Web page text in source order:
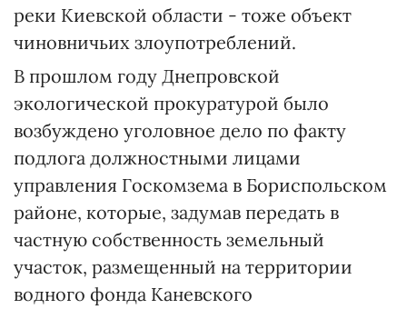
реки Киевской области - тоже объект
чиновничьих злоупотреблений.
В прошлом году Днепровской
экологической прокуратурой было
возбуждено уголовное дело по факту
подлога должностными лицами
управления Госкомзема в Бориспольском
районе, которые, задумав передать в
частную собственность земельный
участок, размещенный на территории
водного фонда Каневского